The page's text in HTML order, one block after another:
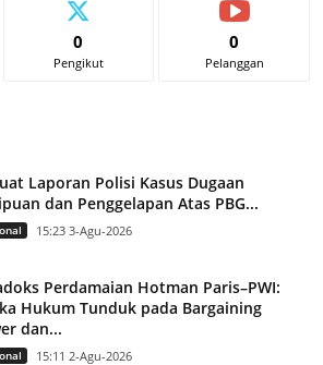
0
Pengikut
0
Pelanggan
Laporan Polisi Kasus Dugaan
dan Penggelapan Atas PBG...
15:23 3-Agu-2026
Perdamaian Hotman Paris–PWI:
Hukum Tunduk pada Bargaining
dan...
15:11 2-Agu-2026